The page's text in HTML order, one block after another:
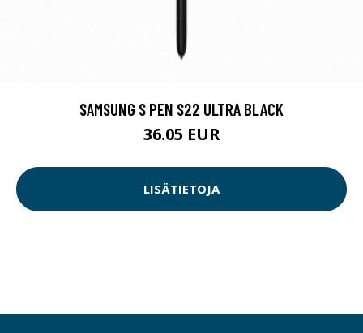
SAMSUNG S PEN S22 ULTRA BLACK
36.05 EUR
LISÄTIETOJA